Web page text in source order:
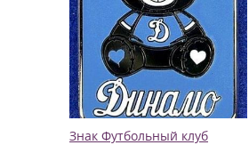
Знак Футбольный клуб